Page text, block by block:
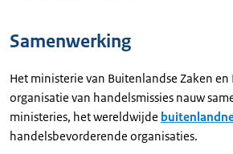
Samenwerking
Het ministerie van Buitenlandse Zaken en
organisatie van handelsmissies nauw
ministeries, het wereldwijde
handelsbevorderende organisaties.